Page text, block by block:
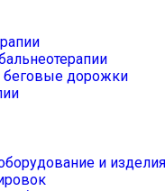
беговые дорожки
и изделия